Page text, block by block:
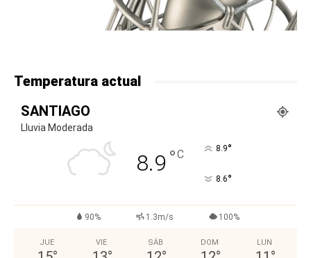
Temperatura actual
SANTIAGO
Lluvia Moderada
8.9 °C 8.9°
8.6°
90% 1.3m/s 100%
JUE VIE SÁB DOM LUN